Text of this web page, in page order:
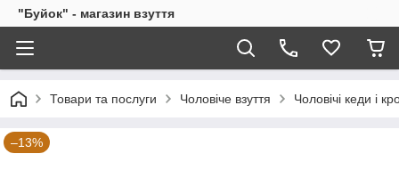
"Буйок" - магазин взуття
Товари та послуги Чоловіче взуття Чоловічі кеди і
–13%